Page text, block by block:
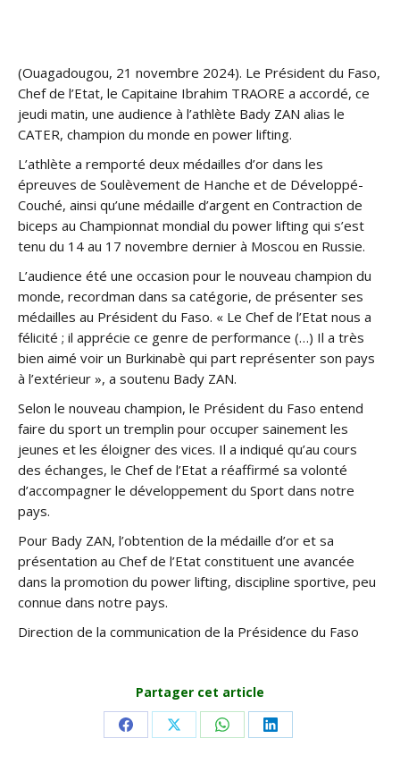
(Ouagadougou, 21 novembre 2024). Le Président du Faso,
Chef de l’Etat, le Capitaine Ibrahim TRAORE a accordé, ce
jeudi matin, une audience à l’athlète Bady ZAN alias le
CATER, champion du monde en power lifting.
L’athlète a remporté deux médailles d’or dans les
épreuves de Soulèvement de Hanche et de Développé-
Couché, ainsi qu’une médaille d’argent en Contraction de
biceps au Championnat mondial du power lifting qui s’est
tenu du 14 au 17 novembre dernier à Moscou en Russie.
L’audience été une occasion pour le nouveau champion du
monde, recordman dans sa catégorie, de présenter ses
médailles au Président du Faso. « Le Chef de l’Etat nous a
félicité ; il apprécie ce genre de performance (…) Il a très
bien aimé voir un Burkinabè qui part représenter son pays
à l’extérieur », a soutenu Bady ZAN.
Selon le nouveau champion, le Président du Faso entend
faire du sport un tremplin pour occuper sainement les
jeunes et les éloigner des vices. Il a indiqué qu’au cours
des échanges, le Chef de l’Etat a réaffirmé sa volonté
d’accompagner le développement du Sport dans notre
pays.
Pour Bady ZAN, l’obtention de la médaille d’or et sa
présentation au Chef de l’Etat constituent une avancée
dans la promotion du power lifting, discipline sportive, peu
connue dans notre pays.
Direction de la communication de la Présidence du Faso
Partager cet article
Share Share Share Share